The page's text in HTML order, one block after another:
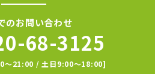
のお問い合わせ
68-3125
〜21:00 / 土日9:00〜18:00]